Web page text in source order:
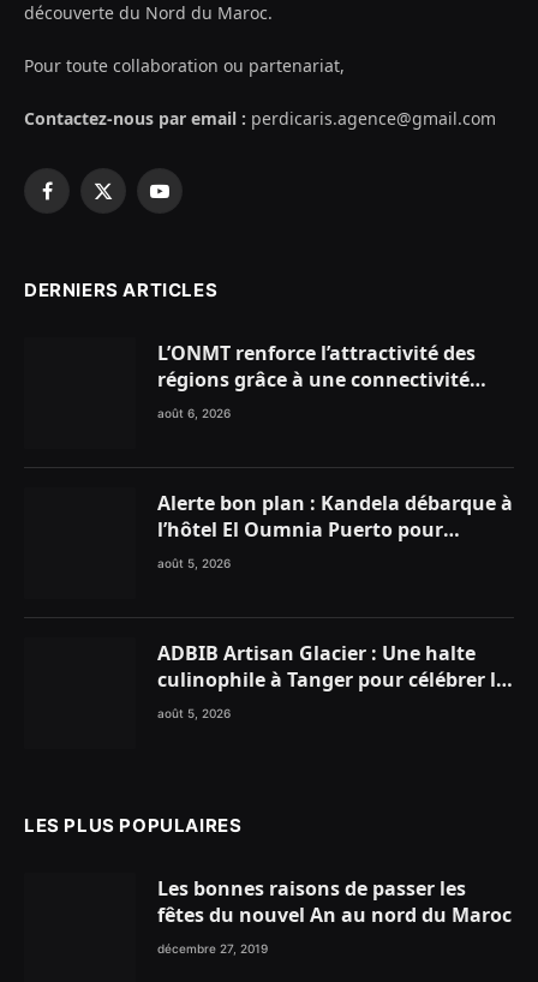
découverte du Nord du Maroc.
Pour toute collaboration ou partenariat,
Contactez-nous par email : perdicaris.agence@gmail.com
Facebook
X
YouTube
DERNIERS ARTICLES
L’ONMT renforce l’attractivité des
régions grâce à une connectivité
aérienne historique de Ryanair
août 6, 2026
Alerte bon plan : Kandela débarque à
l’hôtel El Oumnia Puerto pour
enflammer le Chiringuito Malibu
août 5, 2026
ADBIB Artisan Glacier : Une halte
culinophile à Tanger pour célébrer la
glace traditionnelle aux matières
août 5, 2026
LES PLUS POPULAIRES
Les bonnes raisons de passer les
fêtes du nouvel An au nord du Maroc
décembre 27, 2019